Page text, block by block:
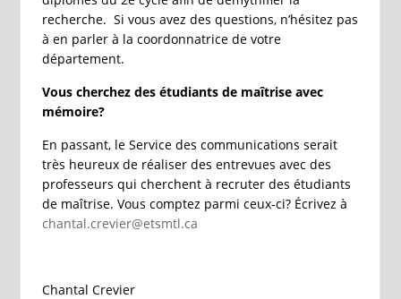
recherche. Si vous avez des questions, n’hésitez pas
à en parler à la coordonnatrice de votre
département.
Vous cherchez des étudiants de maîtrise avec
mémoire?
En passant, le Service des communications serait
très heureux de réaliser des entrevues avec des
professeurs qui cherchent à recruter des étudiants
de maîtrise. Vous comptez parmi ceux-ci? Écrivez à
chantal.crevier@etsmtl.ca
Chantal Crevier